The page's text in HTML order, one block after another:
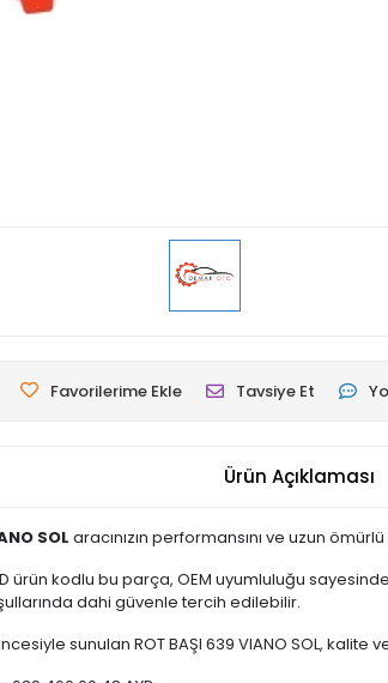
Favorilerime Ekle Tavsiye Et
Ürün Açıklaması
SOL aracınızın performansını ve uzun
ürün kodlu bu parça, OEM uyumluluğu
dahi güvenle tercih edilebilir.
sunulan ROT BAŞI 639 VIANO SOL,